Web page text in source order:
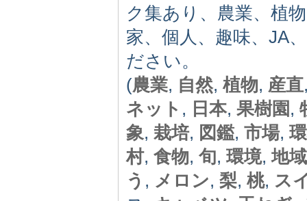
ク集あり、農業、植
家、個人、趣味、JA
ださい。
(農業, 自然, 植物, 産直
ネット , 日本, 果樹園 ,
象, 栽培, 図鑑, 市場,
村, 食物, 旬, 環境,地域
う , メロン, 梨, 桃, ス